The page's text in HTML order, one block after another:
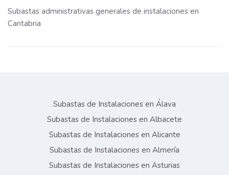
Subastas administrativas generales de instalaciones en
Cantabria
Subastas de Instalaciones en Álava
Subastas de Instalaciones en Albacete
Subastas de Instalaciones en Alicante
Subastas de Instalaciones en Almería
Subastas de Instalaciones en Asturias